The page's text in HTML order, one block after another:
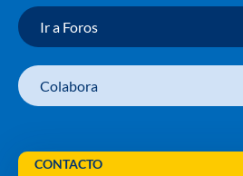
Ir a Foros
Colabora
CONTACTO